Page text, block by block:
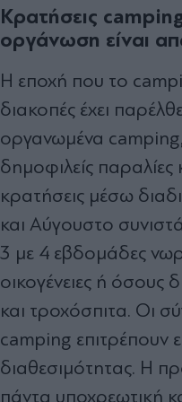
Κρατήσεις
οργάνωση είναι
Η εποχή που το
διακοπές έχει
οργανωμένα
δημοφιλείς παραλίες
κρατήσεις μέσω
και Αύγουστο
3 με 4 εβδομάδες
οικογένειες ή όσους
και τροχόσπιτα. Οι
camping επιτρέπουν
διαθεσιμότητας. Η
πάντα υποχρεωτική